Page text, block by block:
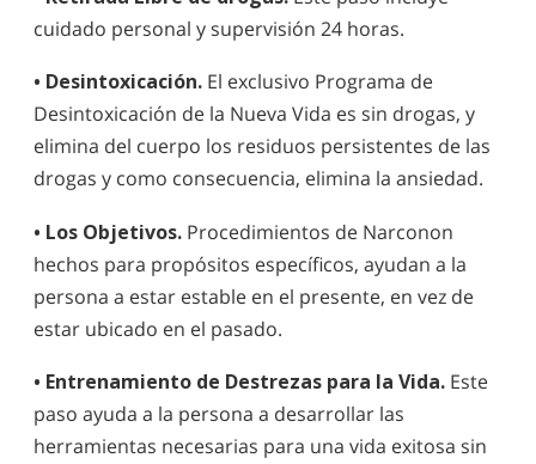
cuidado personal y supervisión 24 horas.
• Desintoxicación. El exclusivo Programa de
Desintoxicación de la Nueva Vida es sin drogas, y
elimina del cuerpo los residuos persistentes de las
drogas y como consecuencia, elimina la ansiedad.
• Los Objetivos. Procedimientos de Narconon
hechos para propósitos específicos, ayudan a la
persona a estar estable en el presente, en vez de
estar ubicado en el pasado.
• Entrenamiento de Destrezas para la Vida. Este
paso ayuda a la persona a desarrollar las
herramientas necesarias para una vida exitosa sin